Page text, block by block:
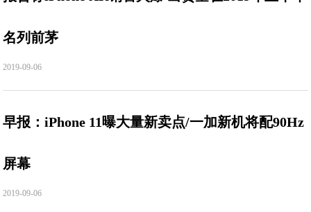
名列前茅
2019-09-06
早报：iPhone 11曝大量新卖点/一加新机将配90Hz
屏幕
2019-09-06